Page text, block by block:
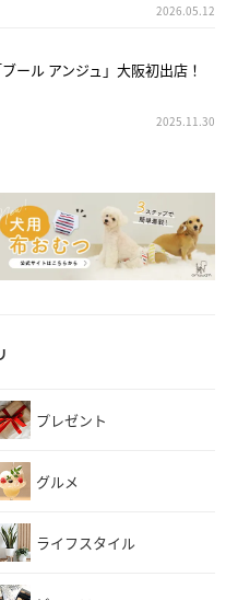
2026.05.12
ール アンジュ」大阪初出店！
2025.11.30
プレゼント
グルメ
ライフスタイル